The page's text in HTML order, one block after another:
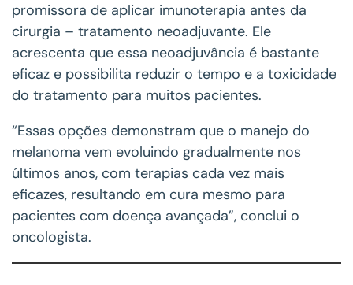
promissora de aplicar imunoterapia antes da
cirurgia – tratamento neoadjuvante. Ele
acrescenta que essa neoadjuvância é bastante
eficaz e possibilita reduzir o tempo e a toxicidade
do tratamento para muitos pacientes.
“Essas opções demonstram que o manejo do
melanoma vem evoluindo gradualmente nos
últimos anos, com terapias cada vez mais
eficazes, resultando em cura mesmo para
pacientes com doença avançada”, conclui o
oncologista.